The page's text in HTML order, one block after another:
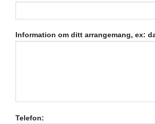
Information om ditt arrangemang, ex:
Telefon: